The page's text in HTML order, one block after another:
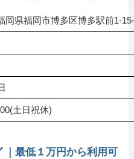
岡県福岡市博多区博多駅前1-
土日祝休)
｜最低１万円から利用可